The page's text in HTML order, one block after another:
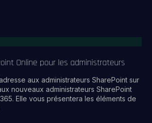
Online pour les administrateurs
aux administrateurs SharePoint sur
nouveaux administrateurs SharePoint
Elle vous présentera les éléments de